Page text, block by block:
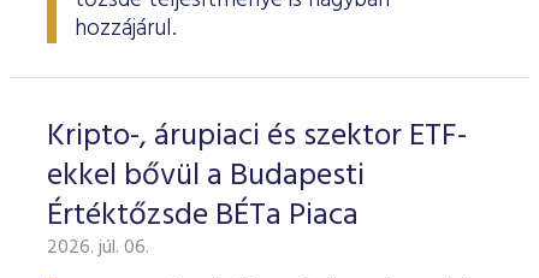
hozzájárul.
Kripto-, árupiaci és szektor ETF-
ekkel bővül a Budapesti
Értéktőzsde BÉTa Piaca
2026. júl. 06.